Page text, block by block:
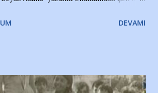
taraftarlar, İstanbul takımlarının
şehrinde görmek istemediklerini bir
DEVAMI